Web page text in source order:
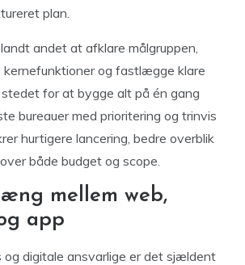
plan.
andet at afklare målgruppen,
kernefunktioner og fastlægge klare
stedet for at bygge alt på én gang
bureauer med prioritering og trinvis
hurtigere lancering, bedre overblik
både budget og scope.
mellem web,
app
og digitale ansvarlige er det sjældent